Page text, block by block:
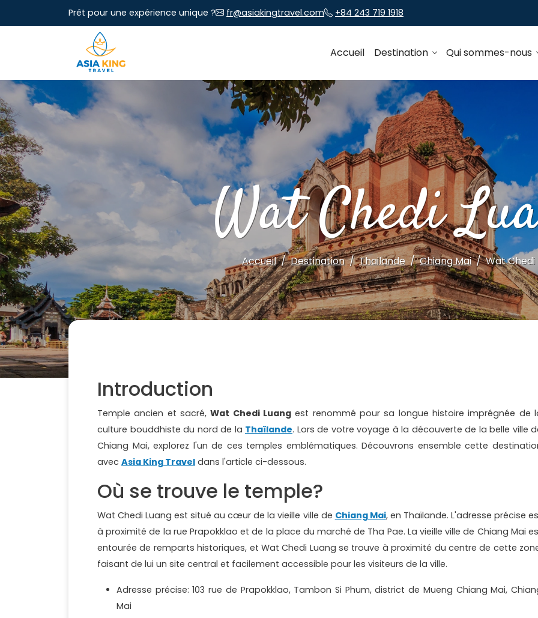
Prêt pour une expérience unique ? fr@asiakingtravel.com +84 243 719 1918
Accueil Destination Qui sommes-nous
Wat Chedi
Accueil Destination Thailande Chiang Mai Wat Chedi
Introduction
Temple ancien et sacré,Wat Chedi Luang est renommé pour sa longue histoire imprégnée de
culture bouddhiste du nord de la Thaïlande. Lors de votre voyage à la découverte de la belle ville
Chiang Mai, explorez l'un de ces temples emblématiques. Découvrons ensemble cette
avec Asia King Travel dans l'article ci-dessous.
Où se trouve le temple?
Wat Chedi Luang est situé au cœur de la vieille ville de Chiang Mai, en Thaïlande. L'adresse précise
à proximité de la rue Prapokklao et de la place du marché de Tha Pae. La vieille ville de Chiang Mai
entourée de remparts historiques, et Wat Chedi Luang se trouve à proximité du centre de cette
faisant de lui un site central et facilement accessible pour les visiteurs de la ville.
Adresse précise: 103 rue de Prapokklao, Tambon Si Phum, district de Mueng Chiang Mai,
Mai